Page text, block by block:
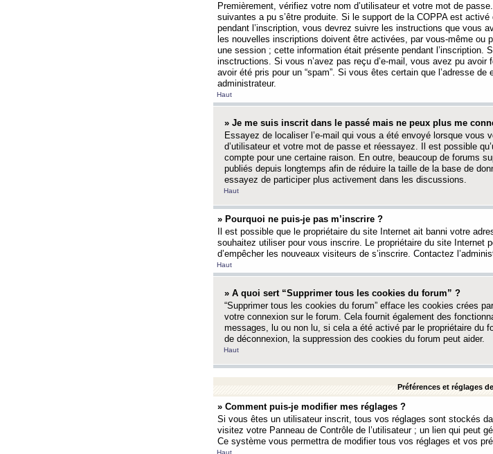
Premièrement, vérifiez votre nom d’utilisateur et votre mot de
suivantes a pu s’être produite. Si le support de la COPPA est
pendant l’inscription, vous devrez suivre les instructions que vous
les nouvelles inscriptions doivent être activées, par vous-même ou
une session ; cette information était présente pendant l’inscription.
insctructions. Si vous n’avez pas reçu d’e-mail, vous avez pu avoir
avoir été pris pour un “spam”. Si vous êtes certain que l’adresse
administrateur.
Haut
» Je me suis inscrit dans le passé mais ne peux plus me
Essayez de localiser l’e-mail qui vous a été envoyé lorsque
d’utilisateur et votre mot de passe et réessayez. Il est possible
compte pour une certaine raison. En outre, beaucoup de forums
publiés depuis longtemps afin de réduire la taille de la base de
essayez de participer plus activement dans les discussions.
Haut
» Pourquoi ne puis-je pas m’inscrire ?
Il est possible que le propriétaire du site Internet ait banni votre
souhaitez utiliser pour vous inscrire. Le propriétaire du site Internet
d’empêcher les nouveaux visiteurs de s’inscrire. Contactez
Haut
» A quoi sert “Supprimer tous les cookies du forum” ?
“Supprimer tous les cookies du forum” efface les cookies crées
votre connexion sur le forum. Cela fournit également des
messages, lu ou non lu, si cela a été activé par le propriétaire du
de déconnexion, la suppression des cookies du forum peut aider.
Haut
Préférences et réglages
» Comment puis-je modifier mes réglages ?
Si vous êtes un utilisateur inscrit, tous vos réglages sont stockés
visitez votre Panneau de Contrôle de l’utilisateur ; un lien qui peut
Ce système vous permettra de modifier tous vos réglages et vos
Haut